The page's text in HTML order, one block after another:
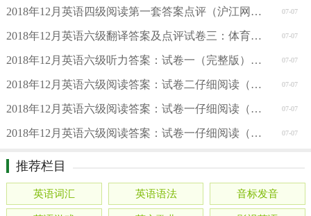
07-07
2018年12月英语四级阅读第一套答案点评（沪江网校版
07-07
2018年12月英语六级翻译答案及点评试卷三：体育馆（文都教育）
07-07
2018年12月英语六级听力答案：试卷一（完整版）（沪江网校版）
07-07
2018年12月英语六级阅读答案：试卷二仔细阅读（周思成版）
07-07
2018年12月英语六级阅读答案：试卷一仔细阅读（周思成版）
07-07
2018年12月英语六级阅读答案：试卷一仔细阅读（新东方版）
推荐栏目
英语词汇 英语语法 音标发音